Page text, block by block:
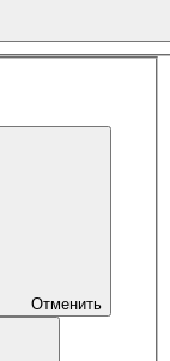
Отменить